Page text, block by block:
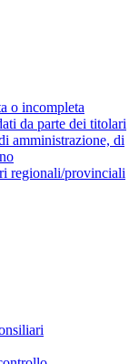
o incompleta
da parte dei titolari
amministrazione, di
regionali/provinciali